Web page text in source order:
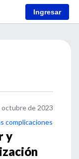
Ingresar
octubre de 2023
complicaciones
y